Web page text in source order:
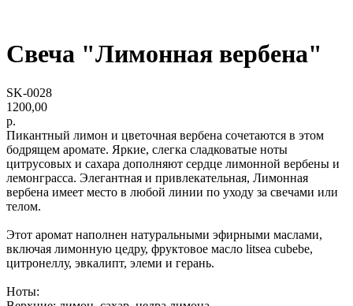
Свеча "Лимонная вербена"
SK-0028
1200,00
р.
Пикантный лимон и цветочная вербена сочетаются в этом
бодрящем аромате. Яркие, слегка сладковатые ноты
цитрусовых и сахара дополняют сердце лимонной вербены и
лемонграсса. Элегантная и привлекательная, Лимонная
вербена имеет место в любой линии по уходу за свечами или
телом.
Этот аромат наполнен натуральными эфирными маслами,
включая лимонную цедру, фруктовое масло litsea cubebe,
цитронеллу, эвкалипт, элеми и герань.
Ноты: